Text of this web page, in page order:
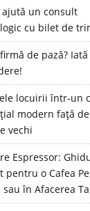
ajută un consult
cu bilet de
de pază? Iată
locuirii într-un
modern față de
vechi
Espressor:
pentru o Cafea
în Afacerea Ta